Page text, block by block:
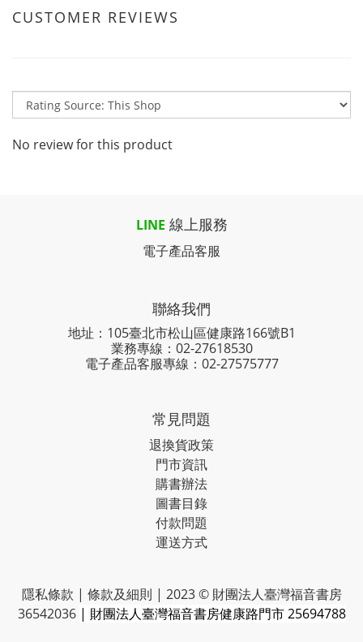
CUSTOMER REVIEWS
No review for this product
LINE 線上服務
電子產品客服
聯絡我們
地址：105臺北市松山區健康路166號B1
業務專線： 02-27618530
電子產品客服專線：02-27575777
常見問題
退換貨政策
門市資訊
購書辦法
圖書目錄
付款問題
運送方式
隱私條款 | 條款及細則 | 2023 © 財團法人臺灣福音書房
36542036 | 財團法人臺灣福音書房健康路門市 25694788